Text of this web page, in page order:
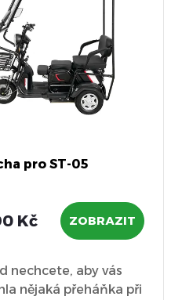
pro ST-05
Kč ZOBRAZIT
nechcete, aby vás
nějaká přeháňka při